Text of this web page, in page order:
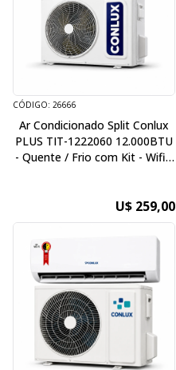
CÓDIGO: 26666
Ar Condicionado Split Conlux
PLUS TIT-1222060 12.000BTU
- Quente / Frio com Kit - Wifi -
U$ 259,00